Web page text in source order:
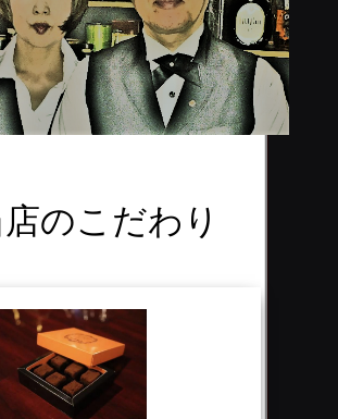
店のこだわり